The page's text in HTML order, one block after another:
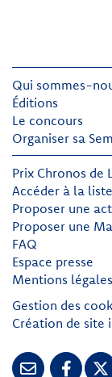
Qui sommes-
Éditions
Le concours
Organiser sa
Prix Chronos de
Accéder à la
Proposer une
Proposer une
FAQ
Espace presse
Mentions légales
Gestion des
Création de site